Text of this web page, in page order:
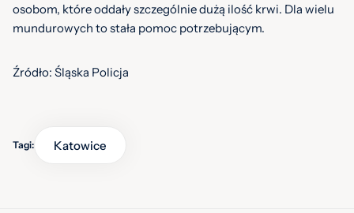
osobom, które oddały szczególnie dużą ilość krwi. Dla wielu
mundurowych to stała pomoc potrzebującym.
Źródło: Śląska Policja
Tagi: Katowice